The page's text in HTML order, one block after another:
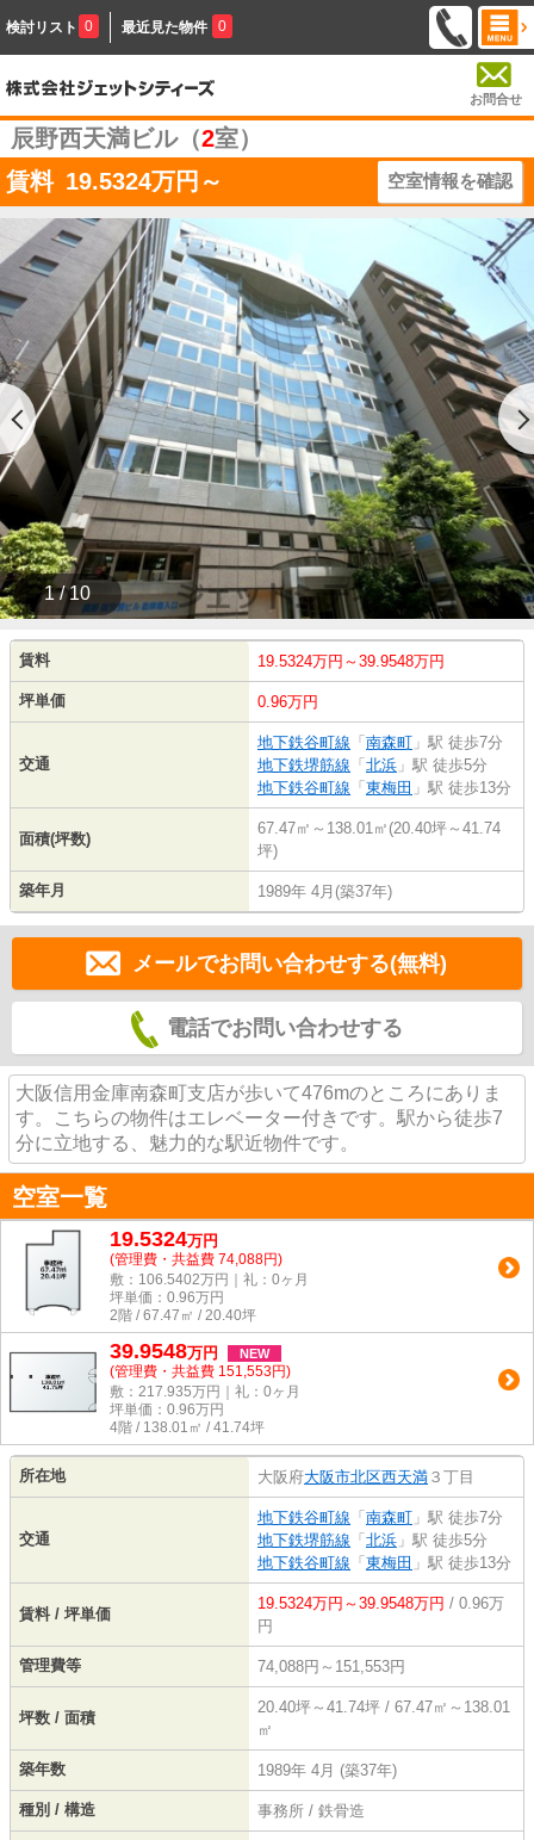
検討リスト 0 最近見た物件 0
お問合せ
辰野西天満ビル（2室）
賃料 19.5324万円～ 空室情報を確認
1 / 10
賃料 19.5324万円～39.9548万円
坪単価 0.96万円
交通
地下鉄谷町線 「 南森町 」駅 徒歩7分
地下鉄堺筋線 「 北浜 」駅 徒歩5分
地下鉄谷町線 「 東梅田 」駅 徒歩13分
面積(坪数)
67.47㎡～138.01㎡(20.40坪～41.74
坪)
築年月 1989年 4月(築37年)
メールでお問い合わせする(無料)
電話でお問い合わせする
大阪信用金庫南森町支店が歩いて476mのところにありま
す。こちらの物件はエレベーター付きです。駅から徒歩7
分に立地する、魅力的な駅近物件です。
空室一覧
19.5324万円
(管理費・共益費 74,088円)
敷：106.5402万円｜礼：0ヶ月
坪単価： 0.96万円
2階 / 67.47㎡ / 20.40坪
39.9548万円 NEW
(管理費・共益費 151,553円)
敷：217.935万円｜礼：0ヶ月
坪単価： 0.96万円
4階 / 138.01㎡ / 41.74坪
所在地 大阪府大阪市北区西天満 ３丁目
交通
地下鉄谷町線 「 南森町 」駅 徒歩7分
地下鉄堺筋線 「 北浜 」駅 徒歩5分
地下鉄谷町線 「 東梅田 」駅 徒歩13分
賃料 / 坪単価
19.5324万円～39.9548万円 / 0.96万
円
管理費等 74,088円～151,553円
坪数 / 面積
20.40坪～41.74坪 / 67.47㎡～138.01
㎡
築年数 1989年 4月 (築37年)
種別 / 構造 事務所 / 鉄骨造